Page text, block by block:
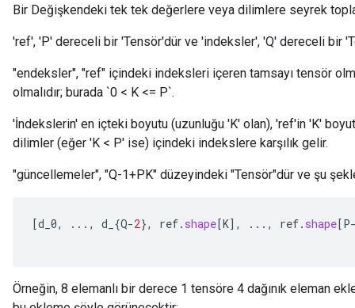
Bir Değişkendeki tek tek değerlere veya dilimlere seyrek
'ref', 'P' dereceli bir 'Tensör'dür ve 'indeksler', 'Q' dereceli bir
"endeksler", "ref" içindeki indeksleri içeren tamsayı tensör
olmalıdır; burada `0 < K <= P`.
'İndekslerin' en içteki boyutu (uzunluğu 'K' olan), 'ref'in 'K'
dilimler (eğer 'K < P' ise) içindeki indekslere karşılık gelir.
"güncellemeler", "Q-1+PK" düzeyindeki "Tensör"dür ve şu
[d_0, ..., d_ {Q-2}, ref. shape[K] , ..., ref. shape[P
Örneğin, 8 elemanlı bir derece 1 tensöre 4 dağınık eleman